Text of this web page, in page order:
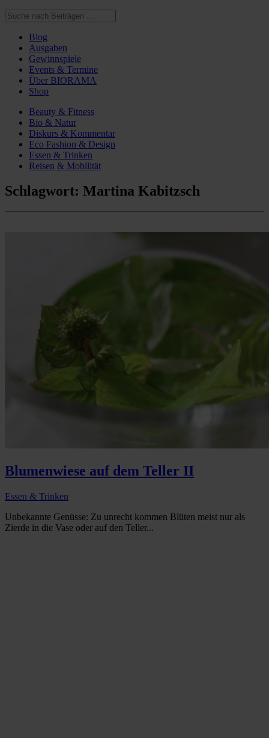
Blog
Ausgaben
Gewinnspiele
Events & Termine
Über BIORAMA
Shop
Beauty & Fitness
Bio & Natur
Diskurs & Kommentar
Eco Fashion & Design
Essen & Trinken
Reisen & Mobilität
Schlagwort: Martina Kabitzsch
Blumenwiese auf dem Teller II
Essen & Trinken
Unbekannte Genüsse: Zu unrecht kommen Blüten meist nur als
Zierde in die Vase oder auf den Teller...